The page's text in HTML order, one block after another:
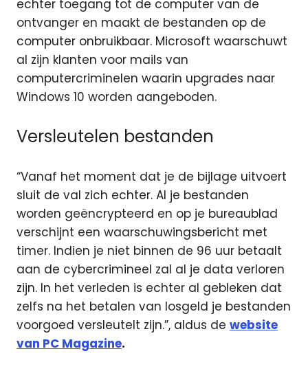
echter toegang tot de computer van de
ontvanger en maakt de bestanden op de
computer onbruikbaar. Microsoft waarschuwt
al zijn klanten voor mails van
computercriminelen waarin upgrades naar
Windows 10 worden aangeboden.
Versleutelen bestanden
“Vanaf het moment dat je de bijlage uitvoert
sluit de val zich echter. Al je bestanden
worden geëncrypteerd en op je bureaublad
verschijnt een waarschuwingsbericht met
timer. Indien je niet binnen de 96 uur betaalt
aan de cybercrimineel zal al je data verloren
zijn. In het verleden is echter al gebleken dat
zelfs na het betalen van losgeld je bestanden
voorgoed versleutelt zijn.”, aldus de website
van PC Magazine.